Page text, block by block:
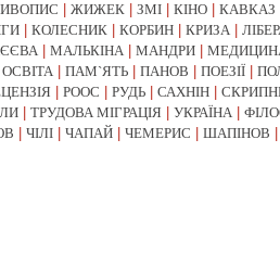
ЖИЖЕК ЗМІ КІНО КАВКАЗ
КОЛЕСНИК КОРБИН КРИЗА
МАЛЬКІНА МАНДРИ
ОСВІТА ПАМ`ЯТЬ ПАНОВ ПОЕЗІЇ
РООС РУДЬ САХНІН
ТРУДОВА МІГРАЦІЯ УКРАЇНА
ЧІЛІ ЧАПАЙ ЧЕМЕРИС ШАПІНОВ